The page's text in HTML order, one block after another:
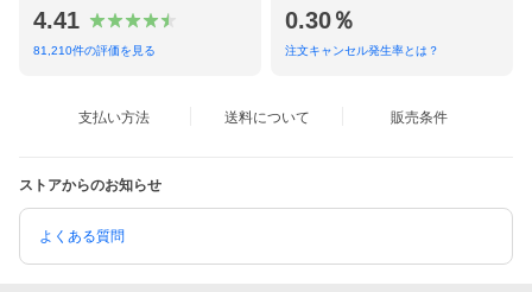
※画面上と実物では多少色具合が異なって見える場合もございま
ブランド名
QUICKCAMP（クイックキャンプ）
メーカー品番
QC-DT270R
インナーテントサイズ：約幅270cm×奥行
収納サイズ
素材
・本体：本体：ポリエステル
4.41
81,210件の評価を見る
0.30％
注文キャンセル発生率とは？
支払い方法 送料について 販売条件
ストアからのお知らせ
よくある質問